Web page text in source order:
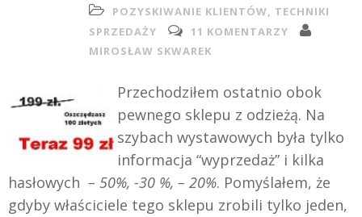
POZYSKIWANIE KLIENTÓW, TECHNIKI
SPRZEDAŻY
11 KOMENTARZY
MIROSŁAW SKWAREK
Przechodziłem ostatnio obok
pewnego sklepu z odzieżą. Na
szybach wystawowych była tylko
informacja “wyprzedaż” i kilka
hasłowych – 50%, -30 %, – 20%. Pomyślałem, że
gdyby właściciele tego sklepu zrobili tylko jeden,